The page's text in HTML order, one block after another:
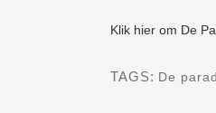
Klik hier om De
TAGS: De